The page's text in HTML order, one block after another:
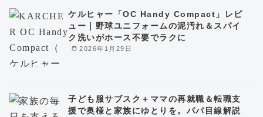
2026年1月29日
ケルヒャー「OC Handy Compact」レビ
ュー｜野球ユニフォームの泥汚れ＆スパイ
ク洗いがホース不要でラクに
子ども服サブスク＋ママの再就職＆転職支
援で奥様と家族にゆとりを。パパ目線解説